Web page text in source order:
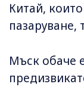
Китай,
пазаруване,
Мъск обаче